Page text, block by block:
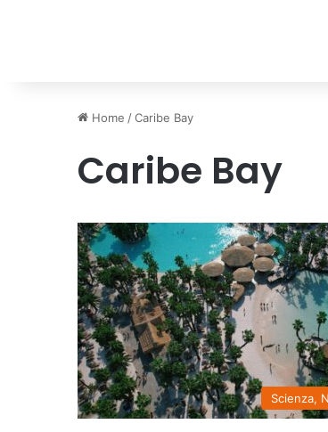
Home /Caribe Bay
Caribe Bay
Scienza,